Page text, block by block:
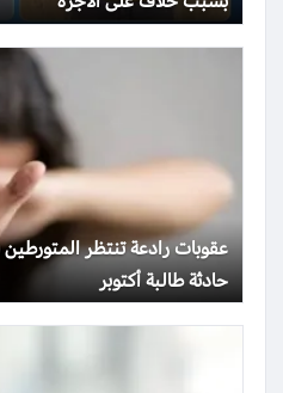
عقوبات رادعة تنتظر
حادثة طالبة أكتوبر